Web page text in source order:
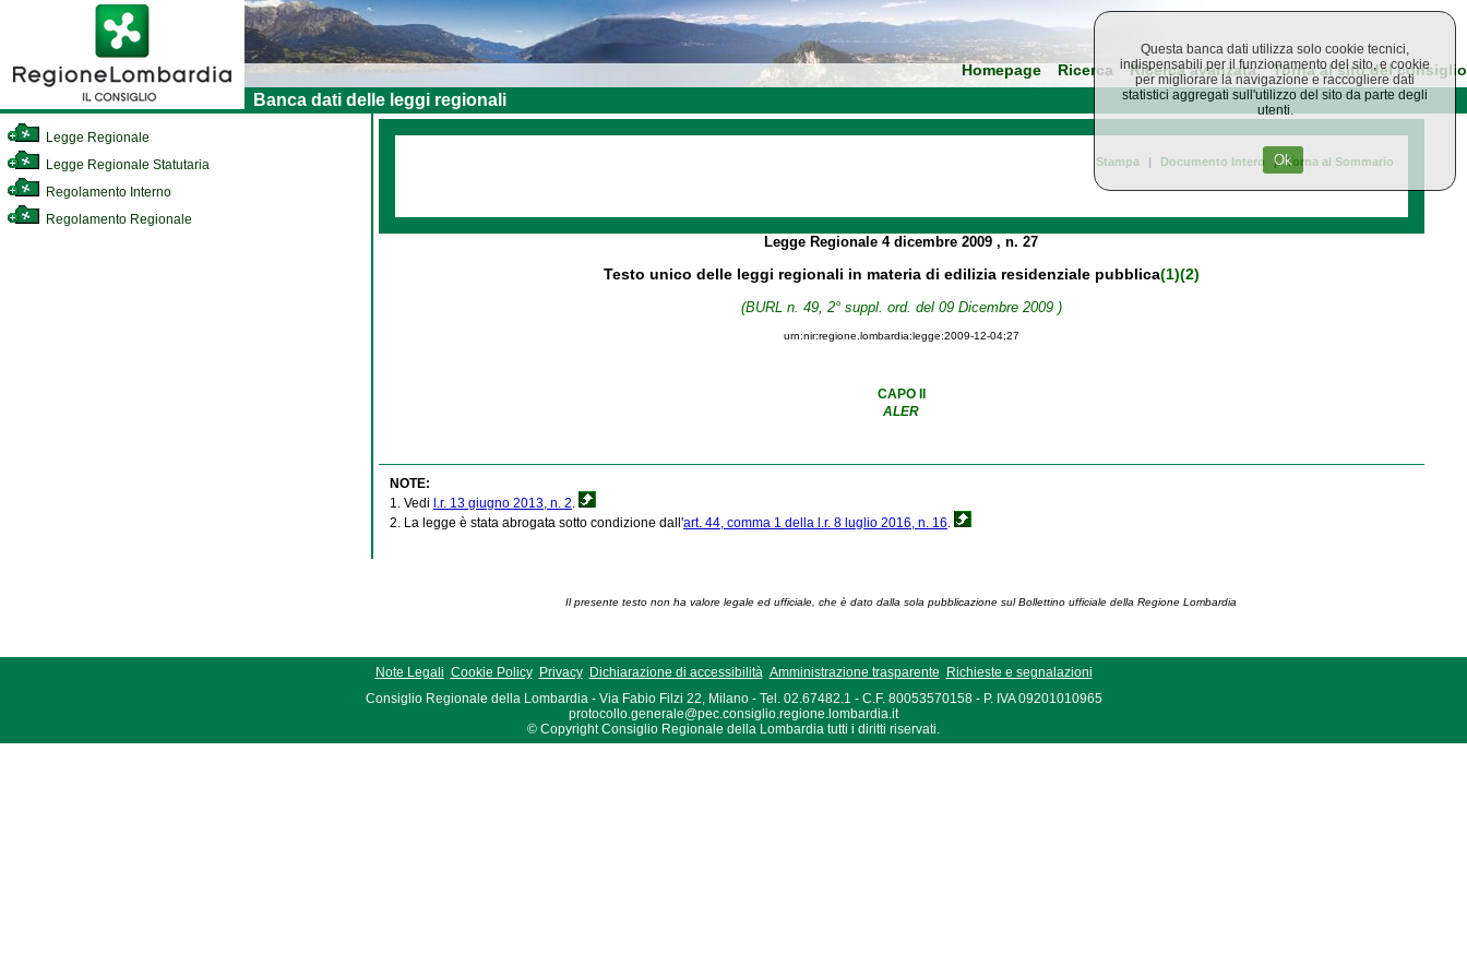
Homepage Ricerca Ricerca avanzata Torna al sito del consiglio
Banca dati delle leggi regionali
Legge Regionale
Legge Regionale Statutaria
Regolamento Interno
Regolamento Regionale
Stampa | Documento Intero | Torna al Sommario
Legge Regionale4 dicembre 2009, n. 27
Testo unico delle leggi regionali in materia di edilizia residenziale pubblica(1)(2)
(BURL n. 49, 2° suppl. ord. del 09 Dicembre 2009 )
urn:nir:regione.lombardia:legge:2009-12-04;27
CAPO II
ALER
NOTE:
1. Vedi l.r. 13 giugno 2013, n. 2.
2. La legge è stata abrogata sotto condizione dall'art. 44, comma 1 della l.r. 8 luglio 2016, n. 16.
Il presente testo non ha valore legale ed ufficiale, che è dato dalla sola pubblicazione sul Bollettino ufficiale della Regione Lombardia
Note Legali Cookie Policy Privacy Dichiarazione di accessibilità Amministrazione trasparente
Richieste e segnalazioni
Consiglio Regionale della Lombardia - Via Fabio Filzi 22, Milano - Tel. 02.67482.1 - C.F. 80053570158 - P. IVA 09201010965
protocollo.generale@pec.consiglio.regione.lombardia.it
© Copyright Consiglio Regionale della Lombardia tutti i diritti riservati.
Questa banca dati utilizza solo cookie tecnici,
indispensabili per il funzionamento del sito, e cookie
per migliorare la navigazione e raccogliere dati
statistici aggregati sull'utilizzo del sito da parte degli
utenti.
Ok